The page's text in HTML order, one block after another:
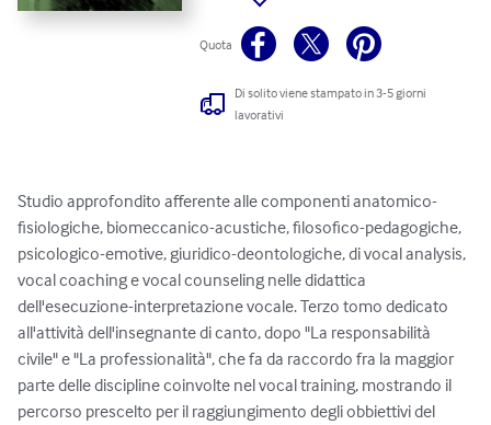
Quota
Di solito viene stampato in 3-5 giorni
lavorativi
Studio approfondito afferente alle componenti anatomico-
fisiologiche, biomeccanico-acustiche, filosofico-pedagogiche,
psicologico-emotive, giuridico-deontologiche, di vocal analysis,
vocal coaching e vocal counseling nelle didattica
dell'esecuzione-interpretazione vocale. Terzo tomo dedicato
all'attività dell'insegnante di canto, dopo "La responsabilità
civile" e "La professionalità", che fa da raccordo fra la maggior
parte delle discipline coinvolte nel vocal training, mostrando il
percorso prescelto per il raggiungimento degli obbiettivi del